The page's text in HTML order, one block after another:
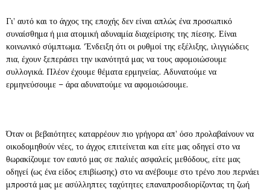
Γι’ αυτό και το άγχος της εποχής δεν είναι απλώς ένα προσωπικό
συναίσθημα ή μια ατομική αδυναμία διαχείρισης της πίεσης. Είναι
κοινωνικό σύμπτωμα. ‘Ένδειξη ότι οι ρυθμοί της εξέλιξης, ιλιγγιώδεις
πια, έχουν ξεπεράσει την ικανότητά μας να τους αφομοιώσουμε
συλλογικά. Πλέον έχουμε θέματα ερμηνείας. Αδυνατούμε να
ερμηνεύσουμε – άρα αδυνατούμε να αφομοιώσουμε.
Όταν οι βεβαιότητες καταρρέουν πιο γρήγορα απ’ όσο προλαβαίνουν να
οικοδομηθούν νέες, το άγχος επιτείνεται και είτε μας οδηγεί στο να
θωρακίζουμε τον εαυτό μας σε παλιές ασφαλείς μεθόδους, είτε μας
οδηγεί (ως ένα είδος επιβίωσης) στο να ανέβουμε στο τρένο που περνάει
μπροστά μας με ασύλληπτες ταχύτητες επαναπροσδιορίζοντας τη ζωή